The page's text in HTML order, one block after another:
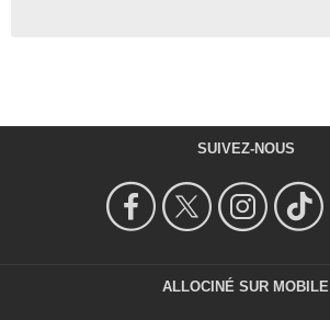
SUIVEZ-NOUS
ALLOCINÉ SUR MOBILE